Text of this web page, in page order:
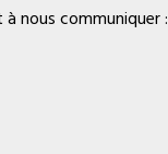
nous communiquer :